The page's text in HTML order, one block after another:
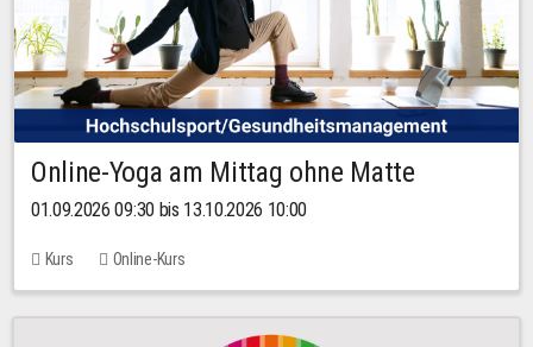
Online-Yoga am Mittag ohne Matte
01.09.2026 09:30 bis 13.10.2026 10:00
Kurs Online-Kurs